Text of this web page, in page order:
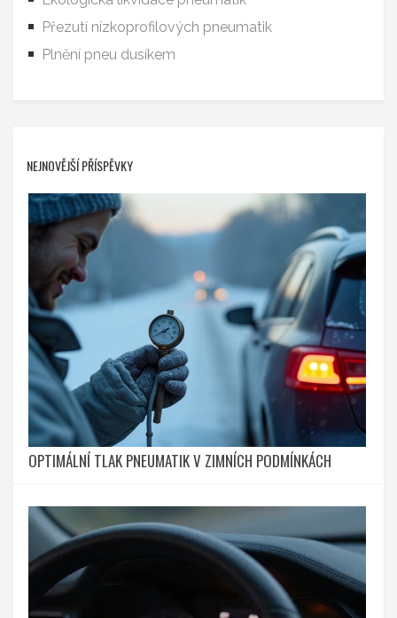
Přezutí nízkoprofilových pneumatik
Plnění pneu dusíkem
NEJNOVĚJŠÍ PŘÍSPĚVKY
OPTIMÁLNÍ TLAK PNEUMATIK V ZIMNÍCH PODMÍNKÁCH